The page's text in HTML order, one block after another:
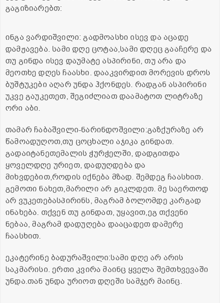
გაგიზიარებთ:
ინგა ვარდიშვილი: გადმოასხი ისევ და აცადე
დამჟავება. სამი დღე ცოტაა,სამი დღეც გააჩერე და
თუ გინდა ისევ დაუმატე ასპირინი, თუ არა და
მეოთხე დღეს ჩაასხი. დააკვირდით მორევის დროს
ბუშტუკები აღარ უნდა ჰქონდეს. რადგან ასპირინი
უკვე გაუკეთეთ, შეგიძლიათ დაამატოთ ლიტრაზე
ორი აბი.
თამარ ჩაბაშვილი-ნარინდოშვილი:გაზქურაზე არ
წამოადუღოთ,თუ ცოცხალი აჯიკა გინდათ.
გადაიტანეთემალის ჭურჭელში, დადგითდა
ყოველდღე ურიეთ, დადუღდება და
მიხვდებით,როდის იქნება მზად. შემდეგ ჩაასხით.
გემოთი ნახეთ,მარილი არ გიკლდეთ. მე საერთოდ
არ ვუკეთებასპირინს, მაგრამ ბოლომდე კარგად
ინახება. თქვენ თუ გინდათ, უყავით,ეგ თქვენი
ნებაა, მაგრამ დადუღება დააცადეთ დამერე
ჩაასხით.
ეკატერინე ბადურაშვილი:სამი დღე არ არის
საკმარისი. ერთი კვირა მაინც ყველა შემთხვევაში
უნდა.თან უნდა ურიოთ დღეში სამჯერ მაინც.